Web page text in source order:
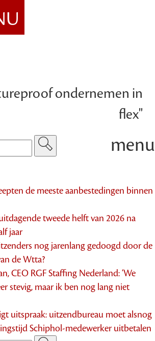
ondernemen in
flex"
menu
de meeste aanbestedingen binnen
tweede helft van 2026 na
jaar
nog jarenlang gedoogd door de
de Wtta?
CEO RGF Staffing Nederland: ‘We
stevig, maar ik ben nog lang niet
uitspraak: uitzendbureau moet alsnog
Schiphol-medewerker uitbetalen